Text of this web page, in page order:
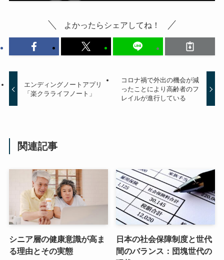
よかったらシェアしてね！
エンディングノートアプリ
「楽クラライフノート」
コロナ禍で外出の機会が減
ったことにより高齢者のフ
レイルが進行している
関連記事
シニア層の健康意識が高ま
る理由とその実態
日本の社会保障制度と世代
間のバランス：団塊世代の